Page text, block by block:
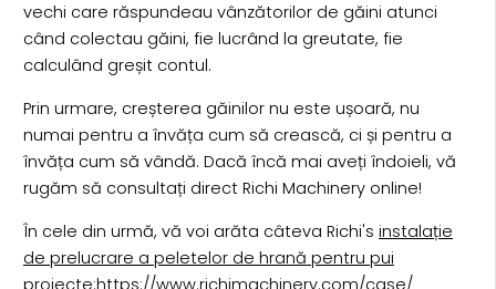
vechi care răspundeau vânzătorilor de găini atunci
când colectau găini, fie lucrând la greutate, fie
calculând greșit contul.
Prin urmare, creșterea găinilor nu este ușoară, nu
numai pentru a învăța cum să crească, ci și pentru a
învăța cum să vândă. Dacă încă mai aveți îndoieli, vă
rugăm să consultați direct Richi Machinery online!
În cele din urmă, vă voi arăta câteva Richi's instalație
de prelucrare a peletelor de hrană pentru pui
proiecte:https://www.richimachinery.com/case/